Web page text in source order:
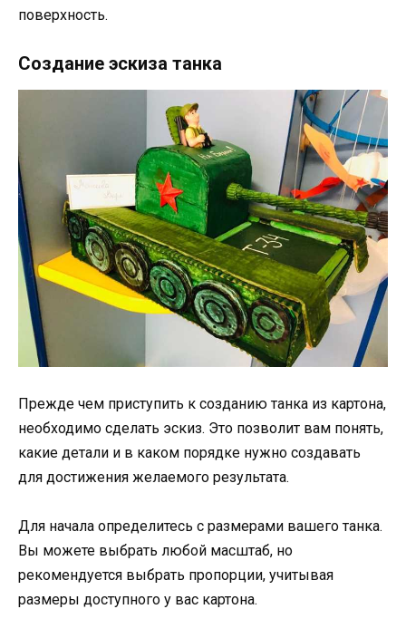
поверхность.
Создание эскиза танка
Прежде чем приступить к созданию танка из картона,
необходимо сделать эскиз. Это позволит вам понять,
какие детали и в каком порядке нужно создавать
для достижения желаемого результата.
Для начала определитесь с размерами вашего танка.
Вы можете выбрать любой масштаб, но
рекомендуется выбрать пропорции, учитывая
размеры доступного у вас картона.